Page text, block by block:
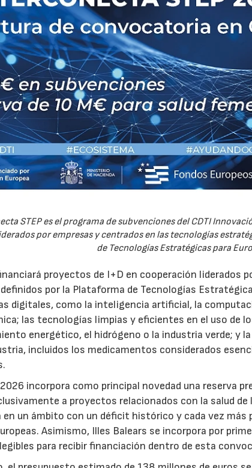
STEP es el programa de subvenciones del CDTI
por empresas y centrados en las tecnologías
de Tecnologías Estratégicas para
proyectos de I+D en cooperación liderados
por la Plataforma de Tecnologías
digitales, como la inteligencia artificial, la
las tecnologías limpias y eficientes en el uso de
energético, el hidrógeno o la industria verde; y
incluidos los medicamentos considerados
incorpora como principal novedad una reserva
a proyectos relacionados con la salud
un ámbito con un déficit histórico y cada vez
Asimismo, Illes Balears se incorpora por
para recibir financiación dentro de esta